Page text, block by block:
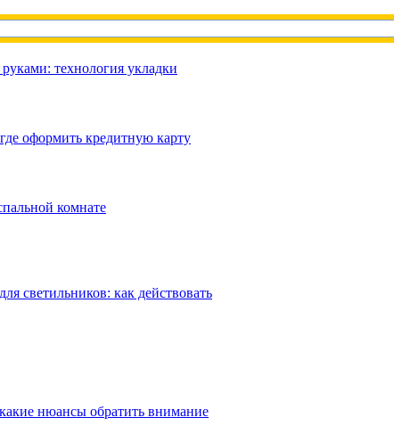
технология укладки
оформить кредитную карту
комнате
светильников: как действовать
нюансы обратить внимание